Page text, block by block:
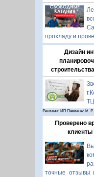
прохладу и
Дизайн
Реклама: ИП Павленко М. Р.
Проверено
клиенты
точные отзывы